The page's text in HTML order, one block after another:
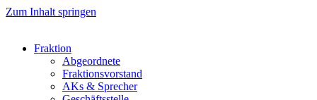
Zum Inhalt springen
Fraktion
Abgeordnete
Fraktions­vorstand
AKs & Sprecher